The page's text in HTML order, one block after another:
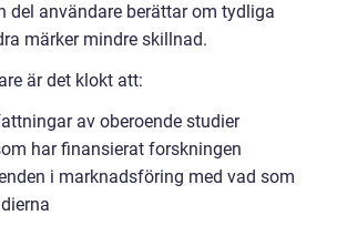
del användare berättar om tydliga
märker mindre skillnad.
är det klokt att:
av oberoende studier
har finansierat forskningen
i marknadsföring med vad som